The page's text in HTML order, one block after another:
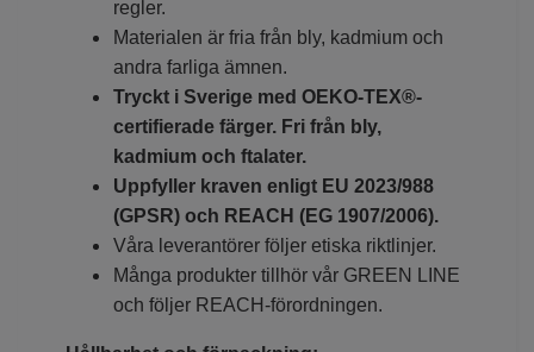
regler.
Materialen är fria från bly, kadmium och
andra farliga ämnen.
Tryckt i Sverige med OEKO-TEX®-
certifierade färger. Fri från bly,
kadmium och ftalater.
Uppfyller kraven enligt EU 2023/988
(GPSR) och REACH (EG 1907/2006).
Våra leverantörer följer etiska riktlinjer.
Många produkter tillhör vår GREEN LINE
och följer REACH-förordningen.